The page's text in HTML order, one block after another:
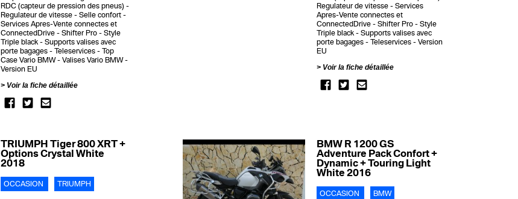
RDC (capteur de pression des pneus)
Regulateur de vitesse
Selle confort
Services Apres-Vente connectes et
ConnectedDrive
Shifter Pro
Style
Triple black
Supports valises avec
porte bagages
Teleservices
Top
Case Vario BMW
Valises Vario BMW
Version EU
Voir la fiche détaillée
Regulateur de vitesse
Services
Apres-Vente connectes et
ConnectedDrive
Shifter Pro
Style
Triple black
Supports valises avec
porte bagages
Teleservices
Version
EU
Voir la fiche détaillée
TRIUMPH Tiger 800 XRT +
Options Crystal White
2018
OCCASION TRIUMPH
BMW R 1200 GS
Adventure Pack Confort +
Dynamic + Touring Light
White 2016
OCCASION BMW